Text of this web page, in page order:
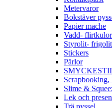
Metervaror
Bokstäver
Papier mache
Vadd- flirtkulor
Styrolit-
Stickers
Pärlor
Scrapbooking,
Slime &
Lek och
Trä pyssel